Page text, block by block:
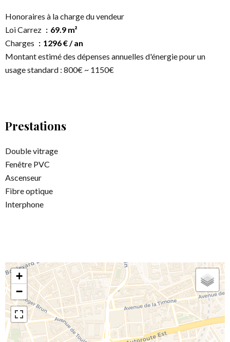
Honoraires à la charge du vendeur
Loi Carrez
69.9 m²
Charges
1296 € / an
Montant estimé des dépenses annuelles d'énergie pour un
usage standard : 800€ ~ 1150€
Prestations
Double vitrage
Fenêtre PVC
Ascenseur
Fibre optique
Interphone
+
−